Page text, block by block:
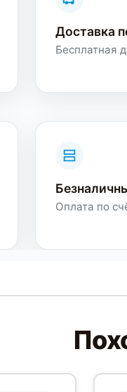
Доставка
Бесплатная
Оплата по